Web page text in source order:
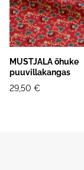
MUSTJALA õhuke
puuvillakangas
29,50 €